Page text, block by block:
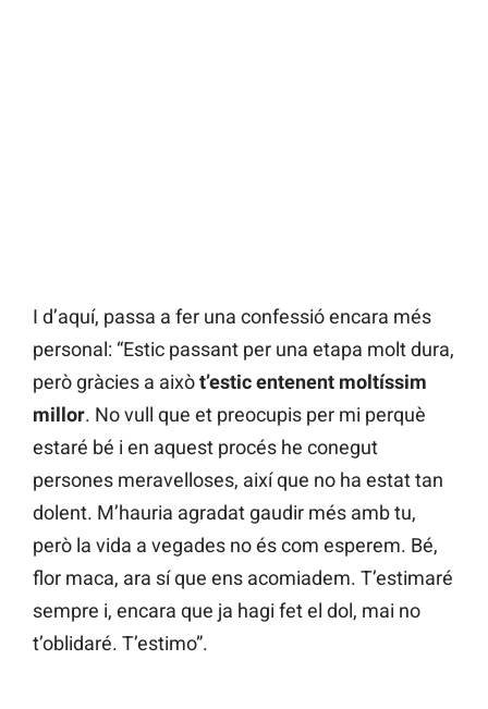
I d’aquí, passa a fer una confessió encara més
personal: “Estic passant per una etapa molt dura,
però gràcies a aixòt’estic entenent moltíssim
millor. No vull que et preocupis per mi perquè
estaré bé i en aquest procés he conegut
persones meravelloses, així que no ha estat tan
dolent. M’hauria agradat gaudir més amb tu,
però la vida a vegades no és com esperem. Bé,
flor maca, ara sí que ens acomiadem. T’estimaré
sempre i, encara que ja hagi fet el dol, mai no
t’oblidaré. T’estimo”.